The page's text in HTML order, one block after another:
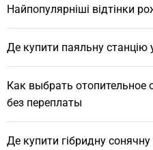
Найпопулярніші відтінки
Де купити паяльну станцію
Как выбрать отопительное
без переплаты
Де купити гібридну